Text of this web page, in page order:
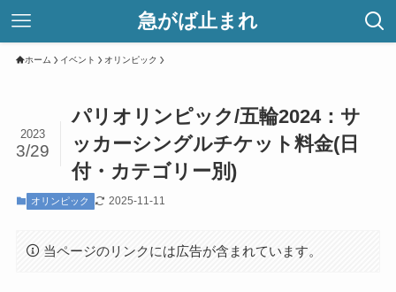
急がば止まれ
ホーム イベント オリンピック
パリオリンピック/五輪2024：サ
ッカーシングルチケット料金(日
付・カテゴリー別)
2023
3/29
オリンピック 2025-11-11
当ページのリンクには広告が含まれています。